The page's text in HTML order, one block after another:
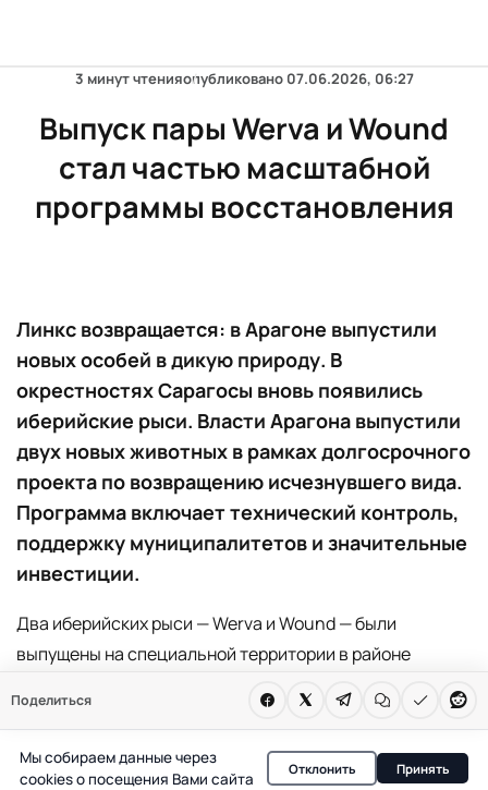
Поделиться
3 минут чтенияопубликовано 07.06.2026, 06:27
Выпуск пары Werva и Wound
стал частью масштабной
программы восстановления
Линкс возвращается: в Арагоне выпустили
новых особей в дикую природу. В
окрестностях Сарагосы вновь появились
иберийские рыси. Власти Арагона выпустили
двух новых животных в рамках долгосрочного
проекта по возвращению исчезнувшего вида.
Программа включает технический контроль,
поддержку муниципалитетов и значительные
инвестиции.
Два иберийских рыси — Werva и Wound — были
выпущены на специальной территории в районе
масштабной программы по возвращению
исчезнувшего в регионе вида, которую курирует
правительство Арагона. В этом сезоне планируется
Мы собираем данные через
cookies о посещения Вами сайта
Отклонить Принять